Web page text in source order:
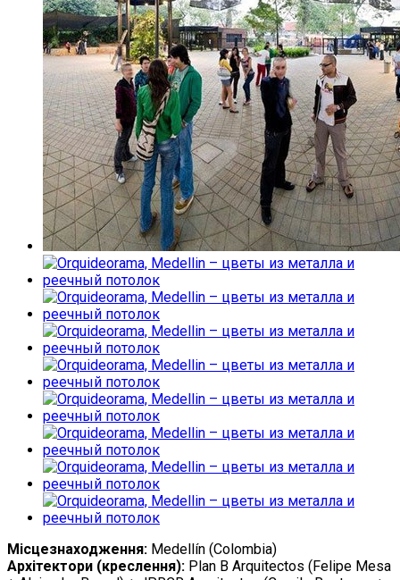
Місцезнаходження: Medellín (Colombia)
Архітектори (креслення): Plan B Arquitectos (Felipe Mesa